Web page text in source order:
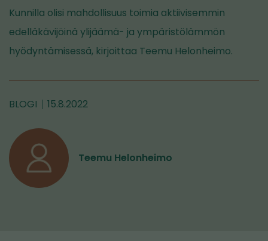
Kunnilla olisi mahdollisuus toimia aktiivisemmin
edelläkävijöinä ylijäämä- ja ympäristölämmön
hyödyntämisessä, kirjoittaa Teemu Helonheimo.
BLOGI 15.8.2022
Teemu Helonheimo